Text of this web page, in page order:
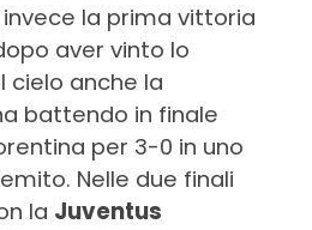
invece la prima vittoria
aver vinto lo
cielo anche la
battendo in finale
per 3-0 in uno
Nelle due finali
la Juventus